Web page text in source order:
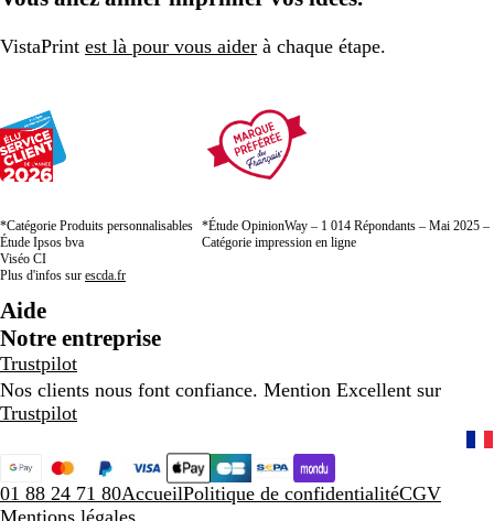
VistaPrint est là pour vous aider à chaque étape.
*Catégorie Produits personnalisables
Étude Ipsos bva
Viséo CI
Plus d'infos sur escda.fr
*Étude OpinionWay – 1 014 Répondants – Mai 2025 –
Catégorie impression en ligne
Aide
Notre entreprise
Trustpilot
Nos clients nous font confiance. Mention Excellent sur
Trustpilot
01 88 24 71 80AccueilPolitique de confidentialitéCGV
Mentions légales